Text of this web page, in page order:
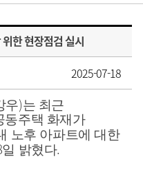
한 현장점검 실시
2025-07-18
우)는 최근
동주택 화재가
노후 아파트에 대한
일 밝혔다.